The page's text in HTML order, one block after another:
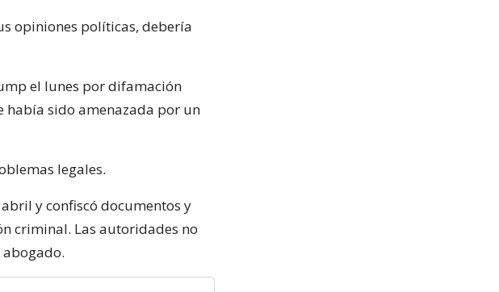
opiniones políticas, debería
el lunes por difamación
había sido amenazada por un
legales.
y confiscó documentos y
criminal. Las autoridades no